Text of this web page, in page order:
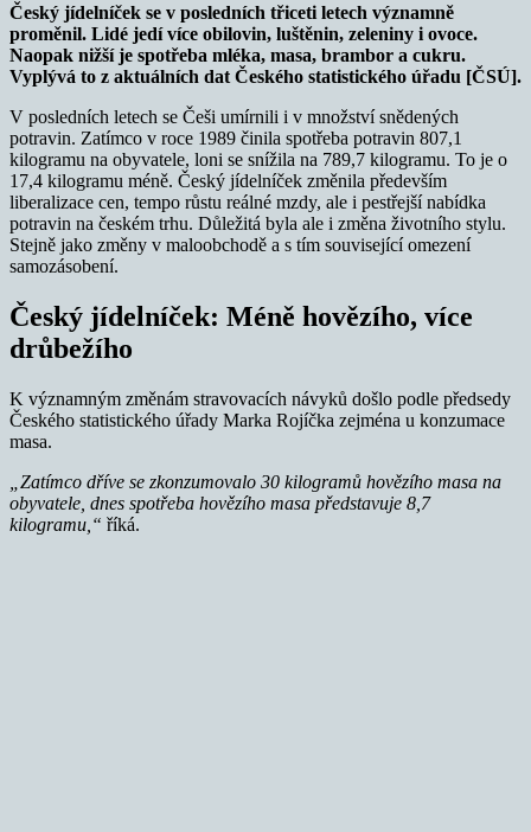
Český jídelníček se v posledních třiceti letech významně
proměnil. Lidé jedí více obilovin, luštěnin, zeleniny i ovoce.
Naopak nižší je spotřeba mléka, masa, brambor a cukru.
Vyplývá to z aktuálních dat Českého statistického úřadu [ČSÚ].
V posledních letech se Češi umírnili i v množství snědených
potravin. Zatímco v roce 1989 činila spotřeba potravin 807,1
kilogramu na obyvatele, loni se snížila na 789,7 kilogramu. To je o
17,4 kilogramu méně. Český jídelníček změnila především
liberalizace cen, tempo růstu reálné mzdy, ale i pestřejší nabídka
potravin na českém trhu. Důležitá byla ale i změna životního stylu.
Stejně jako změny v maloobchodě a s tím související omezení
samozásobení.
Český jídelníček: Méně hovězího, více
drůbežího
K významným změnám stravovacích návyků došlo podle předsedy
Českého statistického úřady Marka Rojíčka zejména u konzumace
masa.
„Zatímco dříve se zkonzumovalo 30 kilogramů hovězího masa na
obyvatele, dnes spotřeba hovězího masa představuje 8,7
kilogramu,“ říká.